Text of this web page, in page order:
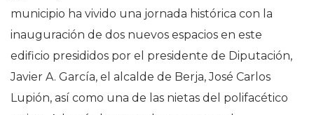
municipio ha vivido una jornada histórica con la
inauguración de dos nuevos espacios en este
edificio presididos por el presidente de Diputación,
Javier A. García, el alcalde de Berja, José Carlos
Lupión, así como una de las nietas del polifacético